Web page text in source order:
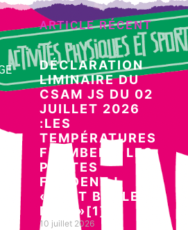
ARTICLE RÉCENT
DÉCLARATION
LIMINAIRE DU
CSAM JS DU 02
JUILLET 2026
:LES
TEMPÉRATURES
FLAMBENT, LES
POSTES
FONDENT !
«TOUT BRÛLE
DÉJÀ»[1]
10 juillet 2026